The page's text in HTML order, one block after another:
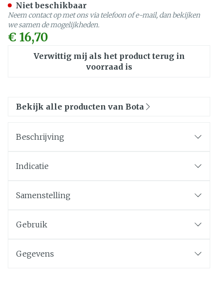
€ 16,70
Verwittig mij als het product terug in
voorraad is
Niet beschikbaar
Neem contact op met ons via telefoon of e-mail, dan bekijken
we samen de mogelijkheden.
Bekijk alle producten van Bota
Beschrijving
Indicatie
Samenstelling
Gebruik
Gegevens